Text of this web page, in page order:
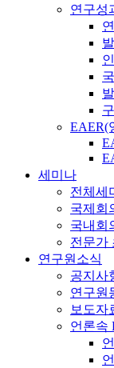
연구성
EAER(
세미나
전체세
국제회
국내회
전문가
연구원소식
공지사
연구원
보도자
언론속